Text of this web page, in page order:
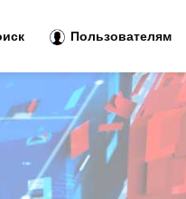
Пользователям